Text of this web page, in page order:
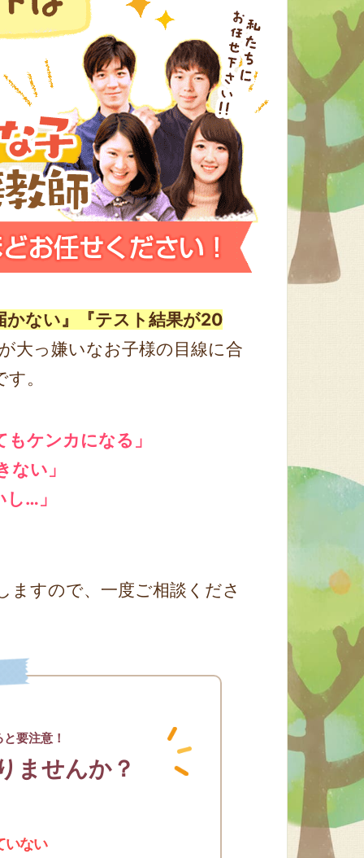
かない』『テスト結果が20
大っ嫌いなお子様の目線に合
。
ケンカになる」
い」
…」
すので、一度ご相談くださ
要注意！
ませんか？
いない